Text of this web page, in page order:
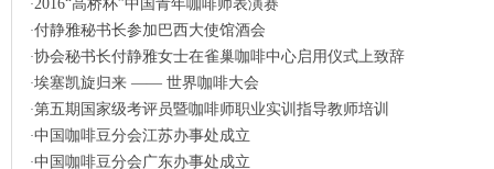
·2016“高桥杯”中国青年咖啡师表演赛
·付静雅秘书长参加巴西大使馆酒会
·协会秘书长付静雅女士在雀巢咖啡中心启用仪式上致辞
·埃塞凯旋归来 —— 世界咖啡大会
·第五期国家级考评员暨咖啡师职业实训指导教师培训
·中国咖啡豆分会江苏办事处成立
·中国咖啡豆分会广东办事处成立